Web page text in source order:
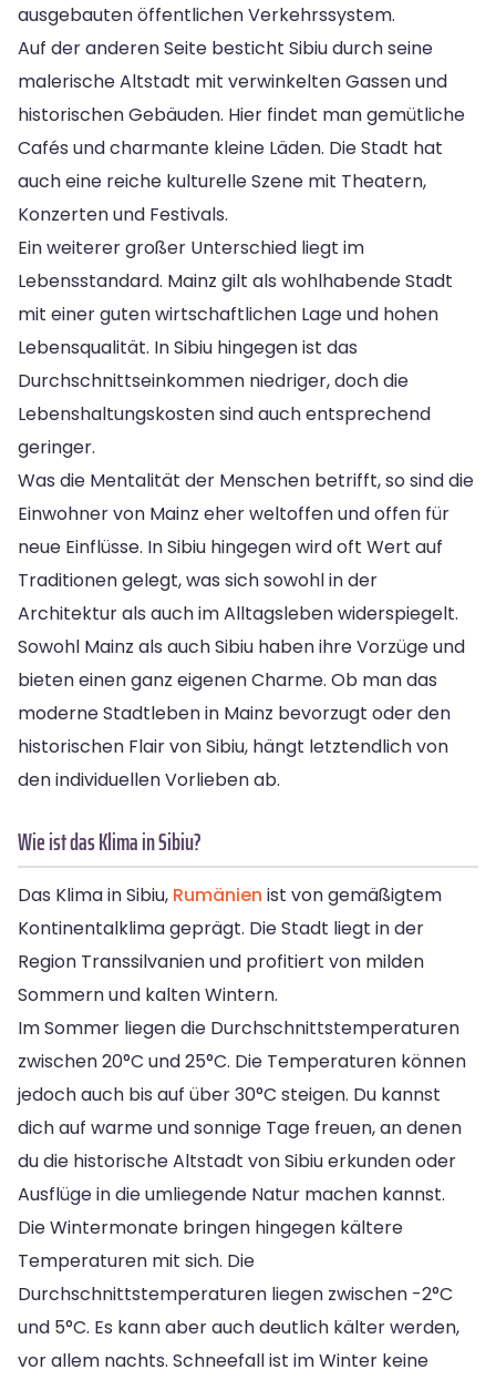
ausgebauten öffentlichen Verkehrssystem.
Auf der anderen Seite besticht Sibiu durch seine
malerische Altstadt mit verwinkelten Gassen und
historischen Gebäuden. Hier findet man gemütliche
Cafés und charmante kleine Läden. Die Stadt hat
auch eine reiche kulturelle Szene mit Theatern,
Konzerten und Festivals.
Ein weiterer großer Unterschied liegt im
Lebensstandard. Mainz gilt als wohlhabende Stadt
mit einer guten wirtschaftlichen Lage und hohen
Lebensqualität. In Sibiu hingegen ist das
Durchschnittseinkommen niedriger, doch die
Lebenshaltungskosten sind auch entsprechend
geringer.
Was die Mentalität der Menschen betrifft, so sind die
Einwohner von Mainz eher weltoffen und offen für
neue Einflüsse. In Sibiu hingegen wird oft Wert auf
Traditionen gelegt, was sich sowohl in der
Architektur als auch im Alltagsleben widerspiegelt.
Sowohl Mainz als auch Sibiu haben ihre Vorzüge und
bieten einen ganz eigenen Charme. Ob man das
moderne Stadtleben in Mainz bevorzugt oder den
historischen Flair von Sibiu, hängt letztendlich von
den individuellen Vorlieben ab.
Wie ist das Klima in Sibiu?
Das Klima in Sibiu, Rumänien ist von gemäßigtem
Kontinentalklima geprägt. Die Stadt liegt in der
Region Transsilvanien und profitiert von milden
Sommern und kalten Wintern.
Im Sommer liegen die Durchschnittstemperaturen
zwischen 20°C und 25°C. Die Temperaturen können
jedoch auch bis auf über 30°C steigen. Du kannst
dich auf warme und sonnige Tage freuen, an denen
du die historische Altstadt von Sibiu erkunden oder
Ausflüge in die umliegende Natur machen kannst.
Die Wintermonate bringen hingegen kältere
Temperaturen mit sich. Die
Durchschnittstemperaturen liegen zwischen -2°C
und 5°C. Es kann aber auch deutlich kälter werden,
vor allem nachts. Schneefall ist im Winter keine